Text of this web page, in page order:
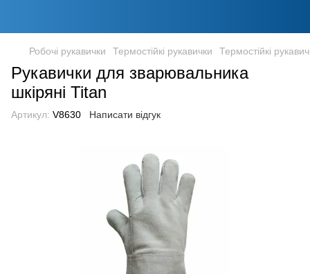
Робочі рукавички Термостійкі рукавички Термостійкі
Рукавички для зварювальника
шкіряні Titan
Артикул: V8630 Написати відгук